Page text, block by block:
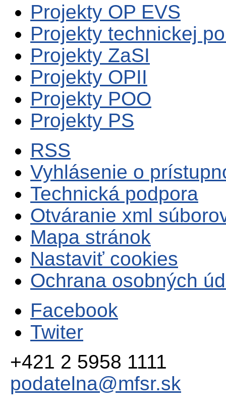
Projekty OP EVS
Projekty technickej
Projekty ZaSI
Projekty OPII
Projekty POO
Projekty PS
RSS
Vyhlásenie o
Technická podpora
Otváranie xml
Mapa stránok
Nastaviť cookies
Ochrana osobných
Facebook
Twiter
+421 2 5958 1111
podatelna@mfsr.sk